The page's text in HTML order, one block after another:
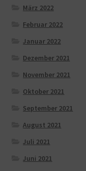
März 2022
Februar 2022
Januar 2022
Dezember 2021
November 2021
Oktober 2021
September 2021
August 2021
Juli 2021
Juni 2021